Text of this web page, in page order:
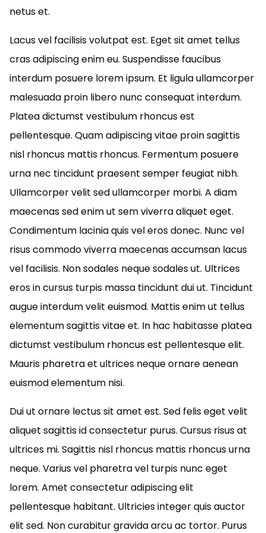
netus et.
Lacus vel facilisis volutpat est. Eget sit amet tellus
cras adipiscing enim eu. Suspendisse faucibus
interdum posuere lorem ipsum. Et ligula ullamcorper
malesuada proin libero nunc consequat interdum.
Platea dictumst vestibulum rhoncus est
pellentesque. Quam adipiscing vitae proin sagittis
nisl rhoncus mattis rhoncus. Fermentum posuere
urna nec tincidunt praesent semper feugiat nibh.
Ullamcorper velit sed ullamcorper morbi. A diam
maecenas sed enim ut sem viverra aliquet eget.
Condimentum lacinia quis vel eros donec. Nunc vel
risus commodo viverra maecenas accumsan lacus
vel facilisis. Non sodales neque sodales ut. Ultrices
eros in cursus turpis massa tincidunt dui ut. Tincidunt
augue interdum velit euismod. Mattis enim ut tellus
elementum sagittis vitae et. In hac habitasse platea
dictumst vestibulum rhoncus est pellentesque elit.
Mauris pharetra et ultrices neque ornare aenean
euismod elementum nisi.
Dui ut ornare lectus sit amet est. Sed felis eget velit
aliquet sagittis id consectetur purus. Cursus risus at
ultrices mi. Sagittis nisl rhoncus mattis rhoncus urna
neque. Varius vel pharetra vel turpis nunc eget
lorem. Amet consectetur adipiscing elit
pellentesque habitant. Ultricies integer quis auctor
elit sed. Non curabitur gravida arcu ac tortor. Purus